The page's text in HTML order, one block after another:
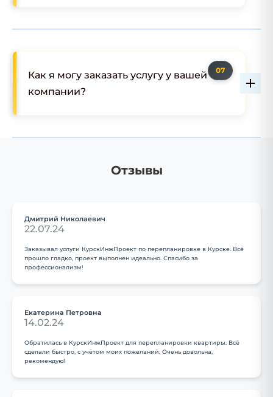
Как я могу заказать услугу у вашей
компании?
Отзывы
Дмитрий Николаевич
22.07.24
Заказывал услуги КурскИнжПроект по перепланировке в Курске. Всё
прошло гладко, проект выполнен идеально. Спасибо за
профессионализм!
Екатерина Петровна
14.02.24
Обратилась в КурскИнжПроект для перепланировки квартиры. Всё
сделали быстро, с учётом моих пожеланий. Очень довольна,
рекомендую!